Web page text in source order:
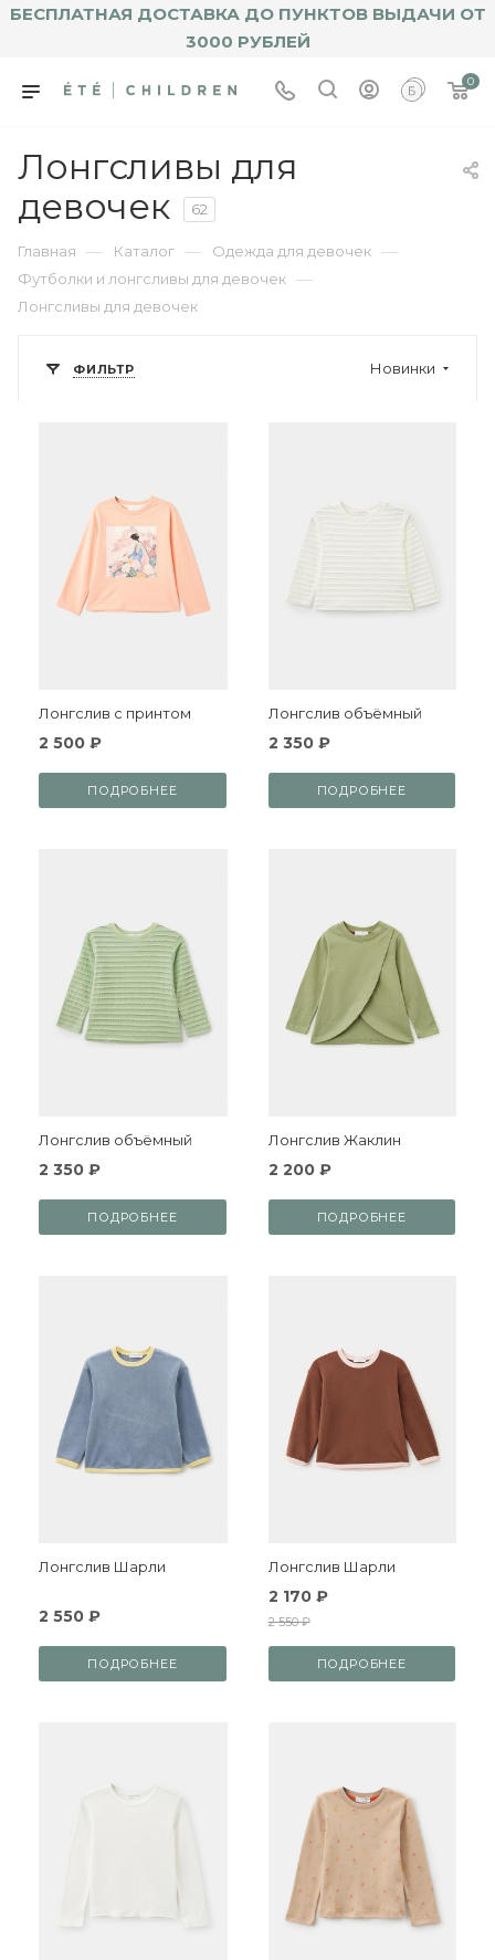
БЕСПЛАТНАЯ ДОСТАВКА ДО ПУНКТОВ ВЫДАЧИ ОТ
3000 РУБЛЕЙ
0
Лонгсливы для
девочек
62
Главная — Каталог — Одежда для девочек —
Футболки и лонгсливы для девочек —
Лонгсливы для девочек
ФИЛЬТР Новинки
Лонгслив с принтом
2 500 ₽
ПОДРОБНЕЕ
Лонгслив объёмный
2 350 ₽
ПОДРОБНЕЕ
Лонгслив объёмный
2 350 ₽
ПОДРОБНЕЕ
Лонгслив Жаклин
2 200 ₽
ПОДРОБНЕЕ
Лонгслив Шарли
2 550 ₽
ПОДРОБНЕЕ
Лонгслив Шарли
2 170 ₽
2 550 ₽
ПОДРОБНЕЕ